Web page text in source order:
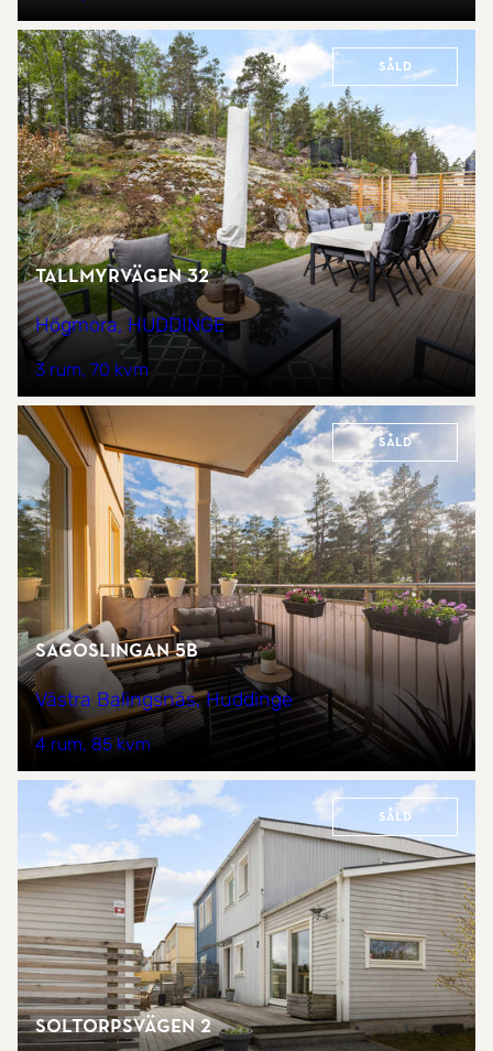
Såld
Tallmyrvägen 32
Högmora, HUDDINGE
3 rum 70 kvm
Såld
Sagoslingan 5B
Västra Balingsnäs, Huddinge
4 rum 85 kvm
Såld
Soltorpsvägen 2